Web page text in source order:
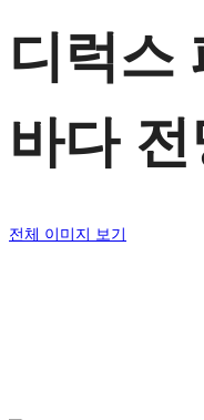
디럭스
바다
전체 이미지 보기